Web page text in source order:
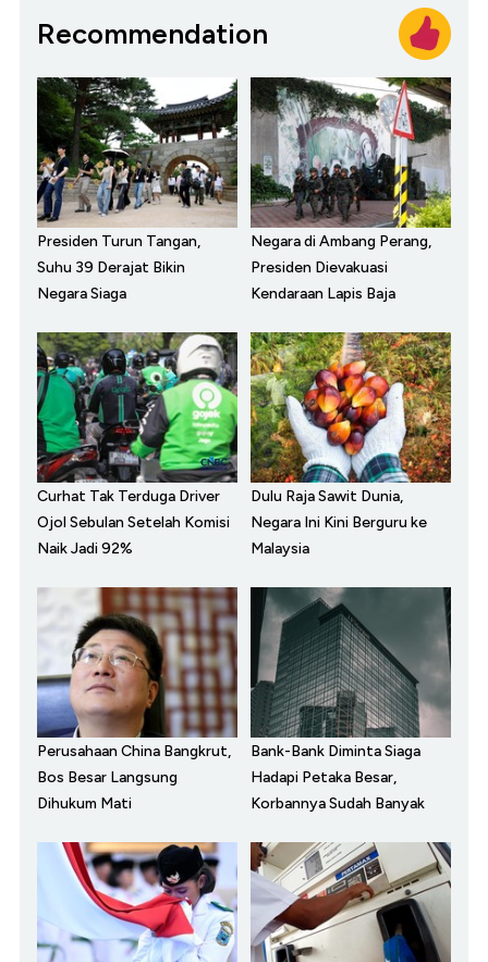
Recommendation
Presiden Turun Tangan,
Suhu 39 Derajat Bikin
Negara Siaga
Negara di Ambang Perang,
Presiden Dievakuasi
Kendaraan Lapis Baja
Curhat Tak Terduga Driver
Ojol Sebulan Setelah Komisi
Naik Jadi 92%
Dulu Raja Sawit Dunia,
Negara Ini Kini Berguru ke
Malaysia
Perusahaan China Bangkrut,
Bos Besar Langsung
Dihukum Mati
Bank-Bank Diminta Siaga
Hadapi Petaka Besar,
Korbannya Sudah Banyak